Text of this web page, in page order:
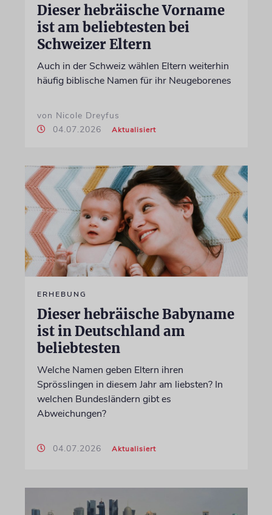
Dieser hebräische Vorname
ist am beliebtesten bei
Schweizer Eltern
Auch in der Schweiz wählen Eltern weiterhin
häufig biblische Namen für ihr Neugeborenes
von Nicole Dreyfus
04.07.2026
Aktualisiert
ERHEBUNG
Dieser hebräische Babyname
ist in Deutschland am
beliebtesten
Welche Namen geben Eltern ihren
Sprösslingen in diesem Jahr am liebsten? In
welchen Bundesländern gibt es
Abweichungen?
04.07.2026 Aktualisiert